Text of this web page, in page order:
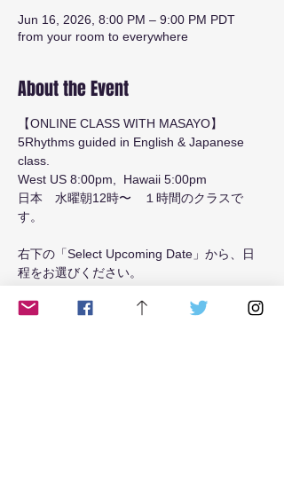
Jun 16, 2026, 8:00 PM – 9:00 PM PDT
from your room to everywhere
About the Event
【ONLINE CLASS WITH MASAYO】
5Rhythms guided in English & Japanese
class.
West US 8:00pm,  Hawaii 5:00pm
日本　水曜朝12時〜　１時間のクラスで
す。
右下の「Select Upcoming Date」から、日
程をお選びください。
Read More >